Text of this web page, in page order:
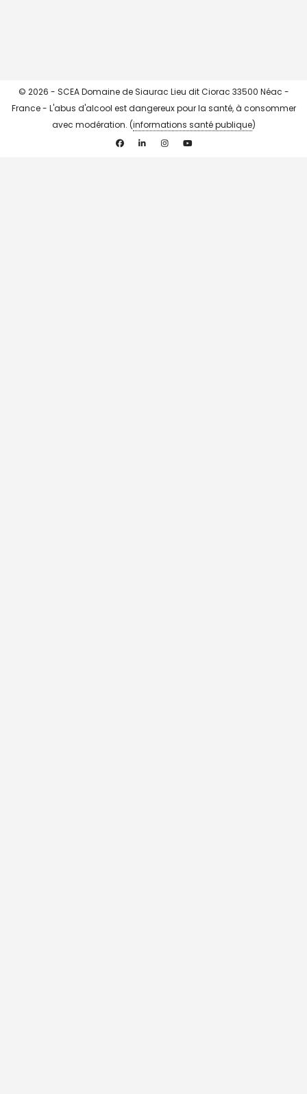
© 2026 - SCEA Domaine de Siaurac Lieu dit Ciorac 33500 Néac -
France - L'abus d'alcool est dangereux pour la santé, à consommer
avec modération. (informations santé publique)
FacebookLinkedin InstagramYouTube